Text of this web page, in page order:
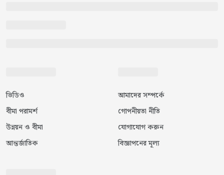
ভিডিও
বীমা পরামর্শ
উন্নয়ন ও বীমা
আন্তর্জাতিক
আমাদের সম্পর্কে
গোপনীয়তা নীতি
যোগাযোগ করুন
বিজ্ঞাপনের মূল্য